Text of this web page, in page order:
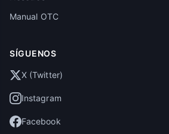
Manual OTC
SÍGUENOS
X (Twitter)
Instagram
Facebook